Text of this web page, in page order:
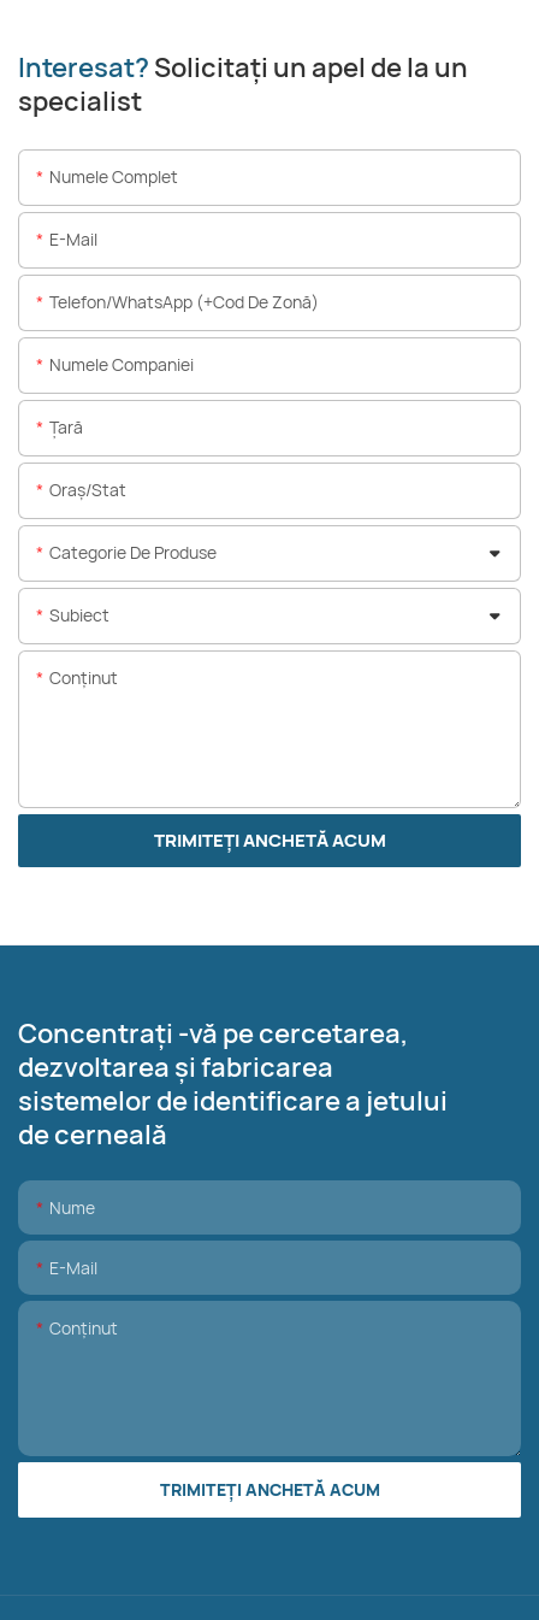
Interesat? Solicitați un apel de la un
specialist
Numele Complet
E-Mail
Telefon/WhatsApp (+Cod De Zonă)
Numele Companiei
Ţară
Oraș/stat
Categorie De Produse
Subiect
Conţinut
TRIMITEȚI ANCHETĂ ACUM
Concentrați -vă pe cercetarea,
dezvoltarea și fabricarea
sistemelor de identificare a jetului
de cerneală
Nume
E-Mail
Conţinut
TRIMITEȚI ANCHETĂ ACUM